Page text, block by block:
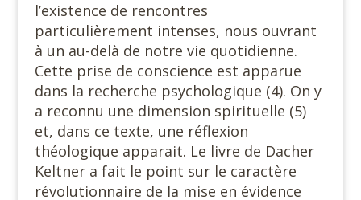
l’existence de rencontres
particulièrement intenses, nous ouvrant
à un au-delà de notre vie quotidienne.
Cette prise de conscience est apparue
dans la recherche psychologique (4). On y
a reconnu une dimension spirituelle (5)
et, dans ce texte, une réflexion
théologique apparait. Le livre de Dacher
Keltner a fait le point sur le caractère
révolutionnaire de la mise en évidence